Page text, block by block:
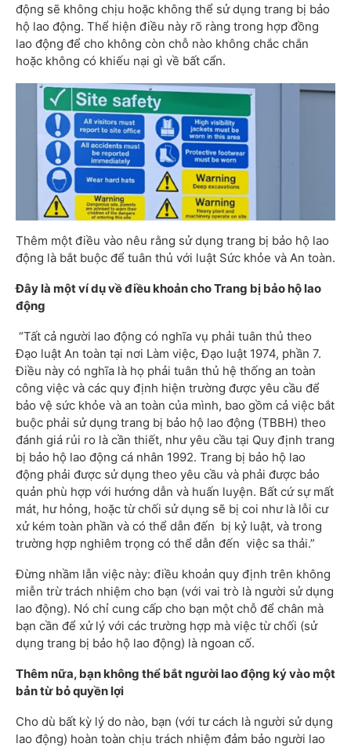
động sẽ không chịu hoặc không thể sử dụng trang bị bảo
hộ lao động. Thể hiện điều này rõ ràng trong hợp đồng
lao động để cho không còn chỗ nào không chắc chắn
hoặc không có khiếu nại gì về bất cẩn.
Thêm một điều vào nêu rằng sử dụng trang bị bảo hộ lao
động là bắt buộc để tuân thủ với luật Sức khỏe và An toàn.
Đây là một ví dụ về điều khoản cho Trang bị bảo hộ lao
động
“Tất cả người lao động có nghĩa vụ phải tuân thủ theo
Đạo luật An toàn tại nơi Làm việc, Đạo luật 1974, phần 7.
Điều này có nghĩa là họ phải tuân thủ hệ thống an toàn
công việc và các quy định hiện trường được yêu cầu để
bảo vệ sức khỏe và an toàn của mình, bao gồm cả việc bắt
buộc phải sử dụng trang bị bảo hộ lao động (TBBH) theo
đánh giá rủi ro là cần thiết, như yêu cầu tại Quy định trang
bị bảo hộ lao động cá nhân 1992. Trang bị bảo hộ lao
động phải được sử dụng theo yêu cầu và phải được bảo
quản phù hợp với hướng dẫn và huấn luyện. Bất cứ sự mất
mát, hư hỏng, hoặc từ chối sử dụng sẽ bị coi như là lỗi cư
xử kém toàn phần và có thể dẫn đến bị kỷ luật, và trong
trường hợp nghiêm trọng có thể dẫn đến việc sa thải.”
Đừng nhầm lẫn việc này: điều khoản quy định trên không
miễn trừ trách nhiệm cho bạn (với vai trò là người sử dụng
lao động). Nó chỉ cung cấp cho bạn một chỗ để chân mà
bạn cần để xử lý với các trường hợp mà việc từ chối (sử
dụng trang bị bảo hộ lao động) là ngoan cố.
Thêm nữa, bạn không thể bắt người lao động ký vào một
bản từ bỏ quyền lợi
Cho dù bất kỳ lý do nào, bạn (với tư cách là người sử dụng
lao động) hoàn toàn chịu trách nhiệm đảm bảo người lao